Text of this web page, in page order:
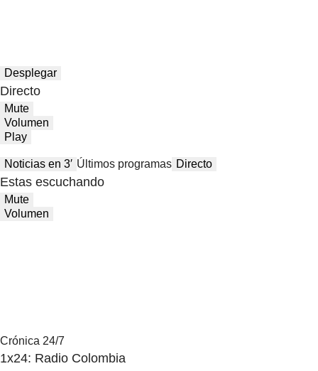
Desplegar
Directo
Mute
Volumen
Play
Noticias en 3′ Últimos programas Directo
Estas escuchando
Mute
Volumen
Crónica 24/7
1x24: Radio Colombia